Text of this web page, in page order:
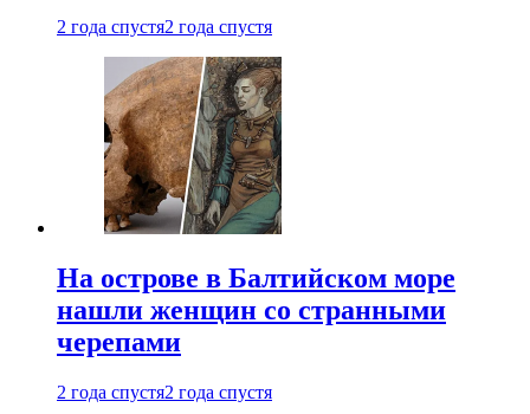
2 года спустя2 года спустя
На острове в Балтийском море
нашли женщин со странными
черепами
2 года спустя2 года спустя